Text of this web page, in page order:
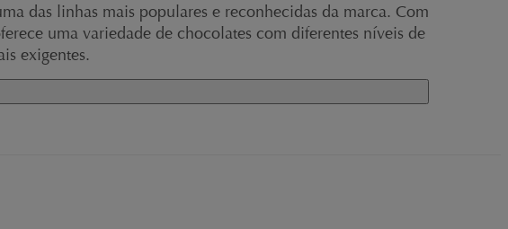
das linhas mais populares e reconhecidas da marca. Com
uma variedade de chocolates com diferentes níveis de
exigentes.
que se esforçam para garantir uma experiência única e